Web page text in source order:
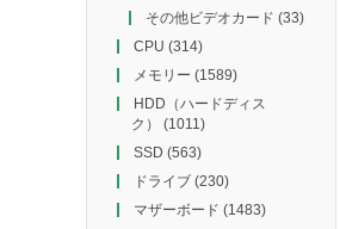
その他ビデオカード (33)
CPU (314)
メモリー (1589)
HDD（ハードディス
ク）
(1011)
SSD (563)
ドライブ(230)
マザーボード (1483)